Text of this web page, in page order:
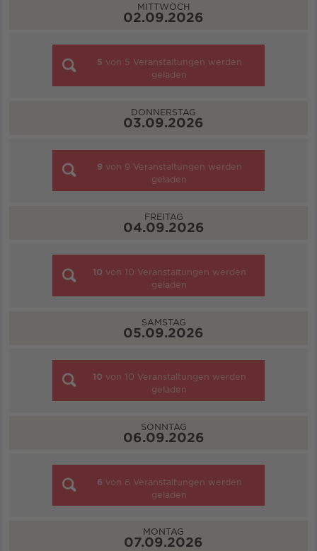
MITTWOCH
02.09.2026
5 von 5 Veranstaltungen werden
geladen
DONNERSTAG
03.09.2026
9 von 9 Veranstaltungen werden
geladen
FREITAG
04.09.2026
10 von 10 Veranstaltungen werden
geladen
SAMSTAG
05.09.2026
10 von 10 Veranstaltungen werden
geladen
SONNTAG
06.09.2026
6 von 6 Veranstaltungen werden
geladen
MONTAG
07.09.2026